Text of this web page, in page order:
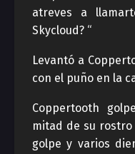
atreves a
Skycloud? “
Levantó a
con el puño en la
Coppertooth
mitad de su
golpe y varios